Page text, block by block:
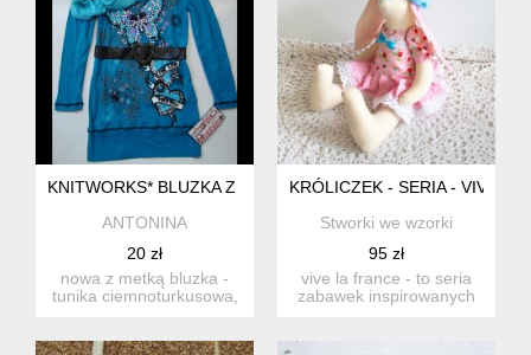
KNITWORKS* BLUZKA Z PASKIEM I SZALICZKIEM
ANTONINA
20 zł
nowa z metką bluzka -
tunika ciemnoturkusowa,
KRÓLICZEK - SERIA - VIVE
Stworki we wzorki
95 zł
vive la france - to seria
zabawek inspirowanych